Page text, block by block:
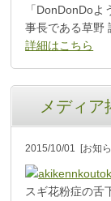
「DonDonDo
事長である草野
詳細はこちら
メディア
2015/10/01 [お知
スギ花粉症の舌